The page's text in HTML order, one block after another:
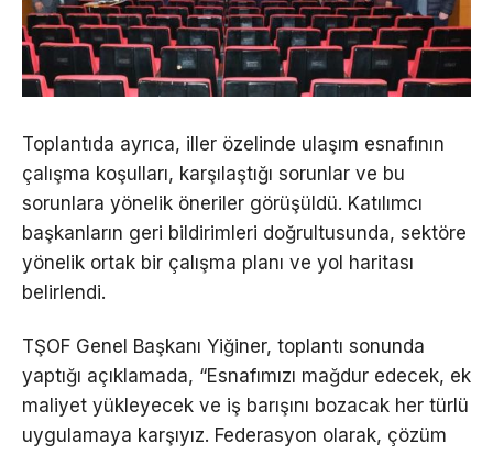
Toplantıda ayrıca, iller özelinde ulaşım esnafının
çalışma koşulları, karşılaştığı sorunlar ve bu
sorunlara yönelik öneriler görüşüldü. Katılımcı
başkanların geri bildirimleri doğrultusunda, sektöre
yönelik ortak bir çalışma planı ve yol haritası
belirlendi.
TŞOF Genel Başkanı Yiğiner, toplantı sonunda
yaptığı açıklamada, “Esnafımızı mağdur edecek, ek
maliyet yükleyecek ve iş barışını bozacak her türlü
uygulamaya karşıyız. Federasyon olarak, çözüm